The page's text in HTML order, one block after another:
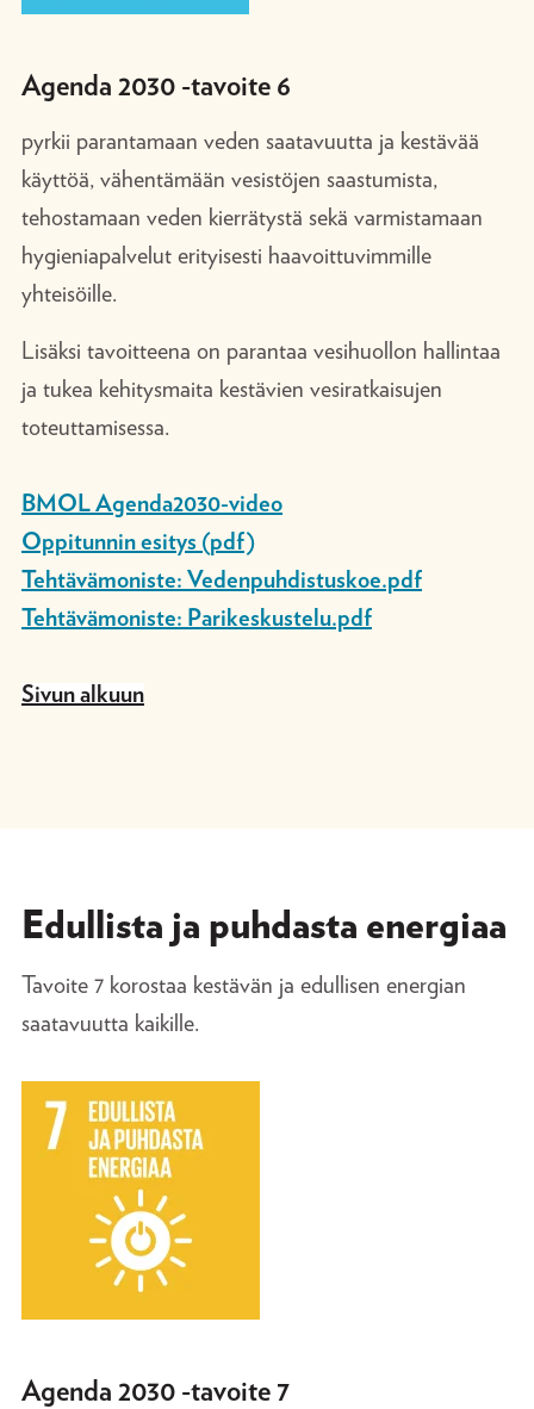
Agenda 2030 -tavoite 6
pyrkii parantamaan veden saatavuutta ja kestävää
käyttöä, vähentämään vesistöjen saastumista,
tehostamaan veden kierrätystä sekä varmistamaan
hygieniapalvelut erityisesti haavoittuvimmille
yhteisöille.
Lisäksi tavoitteena on parantaa vesihuollon hallintaa
ja tukea kehitysmaita kestävien vesiratkaisujen
toteuttamisessa.
BMOL Agenda2030-video
Oppitunnin esitys (pdf)
Tehtävämoniste: Vedenpuhdistuskoe.pdf
Tehtävämoniste: Parikeskustelu.pdf
Sivun alkuun
Edullista ja puhdasta energiaa
Tavoite 7 korostaa kestävän ja edullisen energian
saatavuutta kaikille.
Agenda 2030 -tavoite 7